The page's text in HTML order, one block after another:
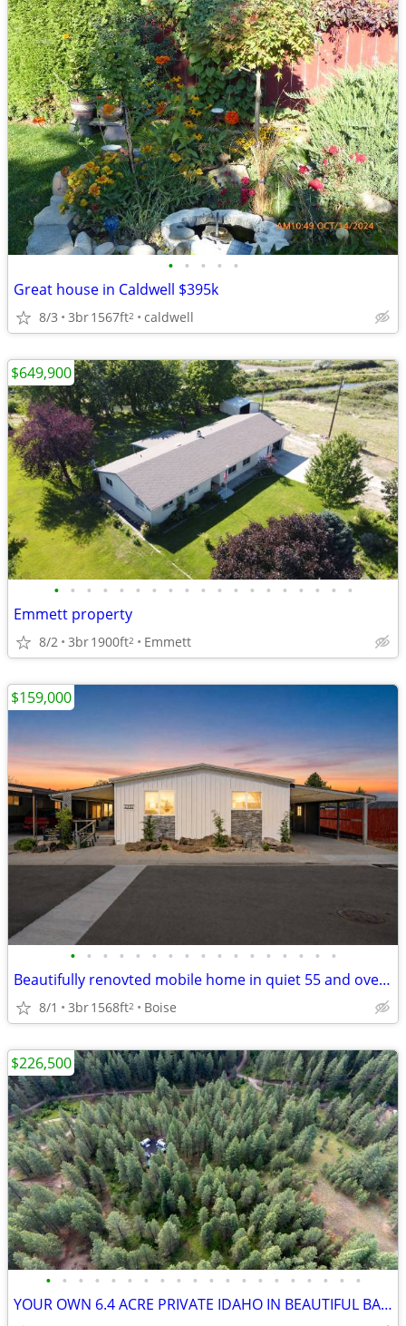
• • • • •
Great house in Caldwell $395k
8/3 3br1567ft2 caldwell
• • • • • • • • • • • • • • • • • • •
Emmett property
8/2 3br1900ft2 Emmett
$649,900
• • • • • • • • • • • • • • • • •
Beautifully renovted mobile home in quiet 55 and over senior park
8/1 3br1568ft2 Boise
$159,000
• • • • • • • • • • • • • • • • • • • •
YOUR OWN 6.4 ACRE PRIVATE IDAHO IN BEAUTIFUL BANKS!
$226,500